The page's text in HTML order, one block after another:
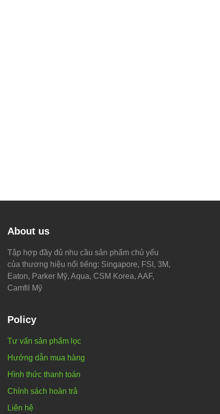
About us
Tập hợp đầy đủ nhu cầu sản phẩm chủ yếu
của thương hiệu nổi tiếng: Singapore, FSI, 3M,
Eaton, Parker Mỹ, Aqua, CSM Korea, AAF,
Camfil Mỹ
Policy
Tư vấn sản phẩm lọc
Hướng dẫn mua hàng
Hình thức thanh toán
Chính sách hoàn trả
Liên hệ